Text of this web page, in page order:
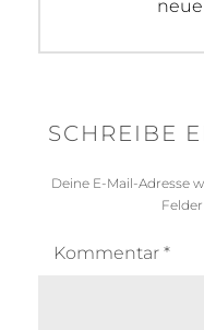
Next
SCHREIBE
Deine E-Mail-Adresse
Kommentar *